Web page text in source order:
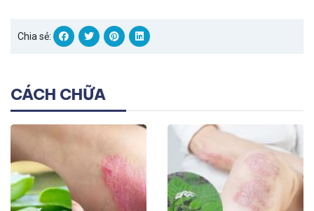
Chia sẻ:
CÁCH CHỮA